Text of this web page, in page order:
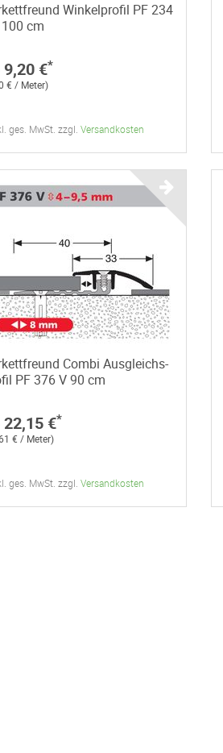
Winkelprofil PF 234
cm
€*
€ / Meter)
ges. MwSt. zzgl. Versandkosten
Combi Ausgleichs-
PF 376 V 90 cm
€*
€ / Meter)
ges. MwSt. zzgl. Versandkosten